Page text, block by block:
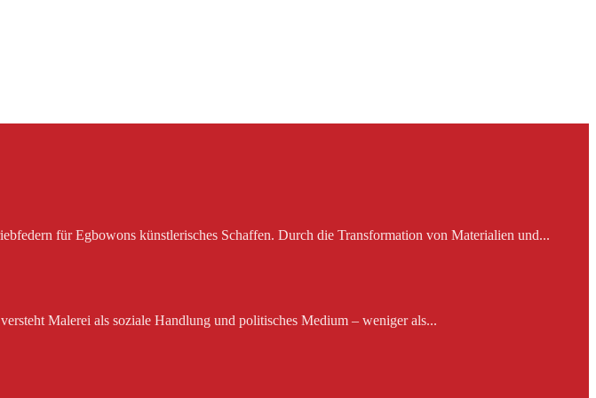
für Egbowons künstlerisches Schaffen. Durch die Transformation von Materialien und...
Malerei als soziale Handlung und politisches Medium – weniger als...